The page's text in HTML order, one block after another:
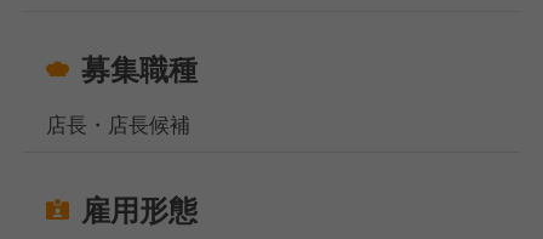
募集職種
店長・店長候補
雇用形態